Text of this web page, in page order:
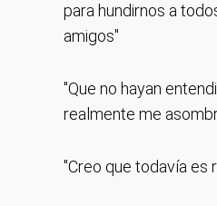
para hundirnos a
amigos"
"Que no hayan
realmente me
"Creo que todavía es